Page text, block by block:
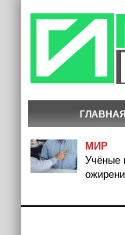
ГЛАВНАЯ
МИР
Учёные